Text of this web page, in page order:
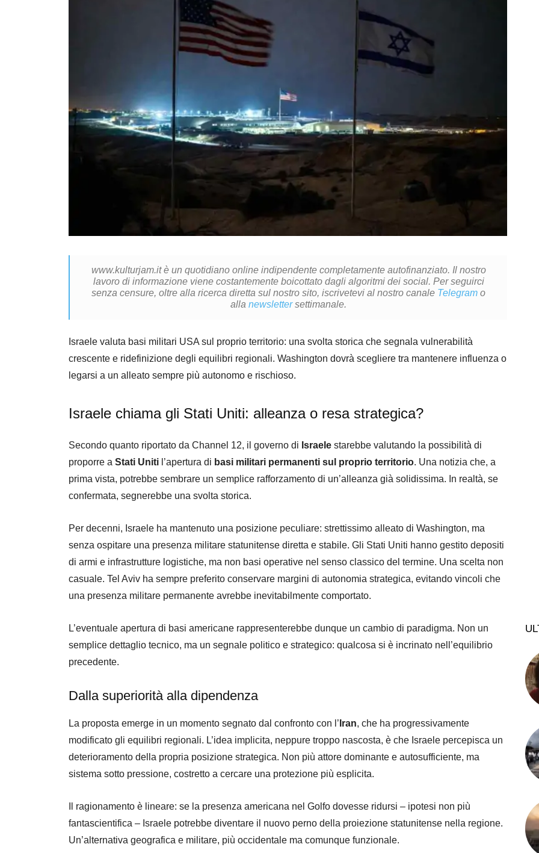
www.kulturjam.it è un quotidiano online indipendente completamente autofinanziato. Il nostro
lavoro di informazione viene costantemente boicottato dagli algoritmi dei social. Per seguirci
senza censure, oltre alla ricerca diretta sul nostro sito, iscrivetevi al nostro canale Telegram o
allanewslettersettimanale.
Israele valuta basi militari USA sul proprio territorio: una svolta storica che segnala vulnerabilità
crescente e ridefinizione degli equilibri regionali. Washington dovrà scegliere tra mantenere influenza o
legarsi a un alleato sempre più autonomo e rischioso.
Israele chiama gli Stati Uniti: alleanza o resa strategica?
Secondo quanto riportato da Channel 12, il governo di Israele starebbe valutando la possibilità di
proporre a Stati Uniti l’apertura di basi militari permanenti sul proprio territorio. Una notizia che, a
prima vista, potrebbe sembrare un semplice rafforzamento di un’alleanza già solidissima. In realtà, se
confermata, segnerebbe una svolta storica.
Per decenni, Israele ha mantenuto una posizione peculiare: strettissimo alleato di Washington, ma
senza ospitare una presenza militare statunitense diretta e stabile. Gli Stati Uniti hanno gestito depositi
di armi e infrastrutture logistiche, ma non basi operative nel senso classico del termine. Una scelta non
casuale. Tel Aviv ha sempre preferito conservare margini di autonomia strategica, evitando vincoli che
una presenza militare permanente avrebbe inevitabilmente comportato.
L’eventuale apertura di basi americane rappresenterebbe dunque un cambio di paradigma. Non un
semplice dettaglio tecnico, ma un segnale politico e strategico: qualcosa si è incrinato nell’equilibrio
precedente.
Dalla superiorità alla dipendenza
La proposta emerge in un momento segnato dal confronto con l’ Iran, che ha progressivamente
modificato gli equilibri regionali. L’idea implicita, neppure troppo nascosta, è che Israele percepisca un
deterioramento della propria posizione strategica. Non più attore dominante e autosufficiente, ma
sistema sotto pressione, costretto a cercare una protezione più esplicita.
Il ragionamento è lineare: se la presenza americana nel Golfo dovesse ridursi – ipotesi non più
fantascientifica – Israele potrebbe diventare il nuovo perno della proiezione statunitense nella regione.
Un’alternativa geografica e militare, più occidentale ma comunque funzionale.